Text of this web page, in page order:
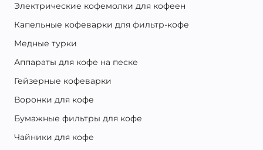
Электрические кофемолки для кофеен
Капельные кофеварки для фильтр-кофе
Медные турки
Аппараты для кофе на песке
Гейзерные кофеварки
Воронки для кофе
Бумажные фильтры для кофе
Чайники для кофе